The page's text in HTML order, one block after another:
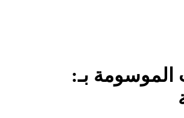
الموسومة بـ: